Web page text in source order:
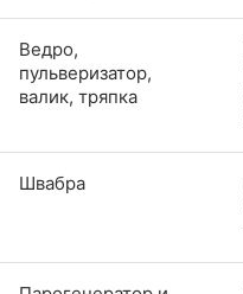
Ведро,
пульверизатор,
валик, тряпка
Швабра